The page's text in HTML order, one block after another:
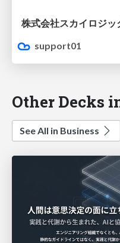
株式会社スカイロジッ
support01
Other Decks
See All in Business